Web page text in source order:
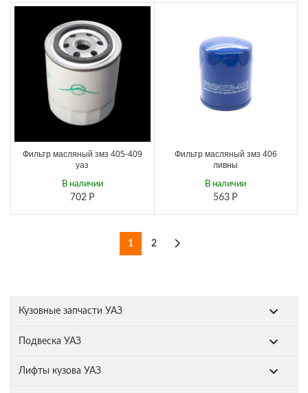
Кузовные запчасти УАЗ
Подвеска УАЗ
Лифты кузова УАЗ
Фильтр масляный змз 405-409
уаз
702 Р
В наличии
Фильтр масляный змз 406
ливны
563 Р
В наличии
1 2